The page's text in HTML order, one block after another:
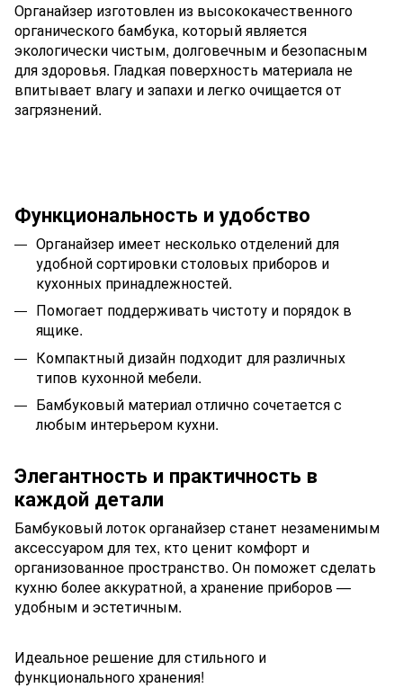
Органайзер изготовлен из высококачественного
органического бамбука, который является
экологически чистым, долговечным и безопасным
для здоровья. Гладкая поверхность материала не
впитывает влагу и запахи и легко очищается от
загрязнений.
Функциональность и удобство
Органайзер имеет несколько отделений для
удобной сортировки столовых приборов и
кухонных принадлежностей.
Помогает поддерживать чистоту и порядок в
ящике.
Компактный дизайн подходит для различных
типов кухонной мебели.
Бамбуковый материал отлично сочетается с
любым интерьером кухни.
Элегантность и практичность в
каждой детали
Бамбуковый лоток органайзер станет незаменимым
аксессуаром для тех, кто ценит комфорт и
организованное пространство. Он поможет сделать
кухню более аккуратной, а хранение приборов —
удобным и эстетичным.
Идеальное решение для стильного и
функционального хранения!